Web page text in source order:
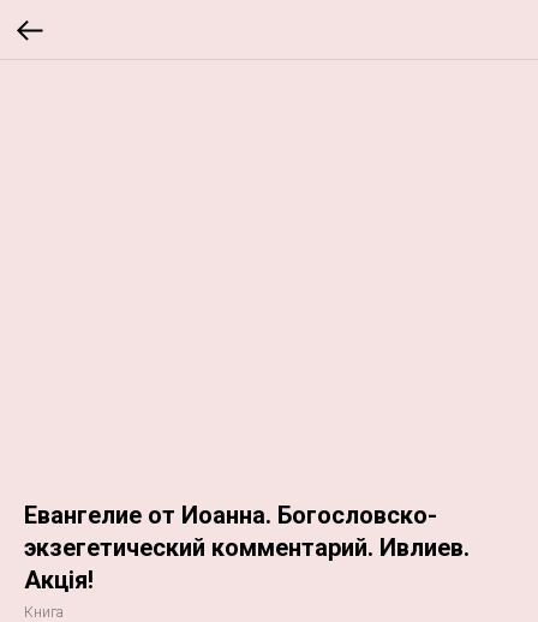
Евангелие от Иоанна. Богословско-
экзегетический комментарий. Ивлиев.
Акція!
Книга